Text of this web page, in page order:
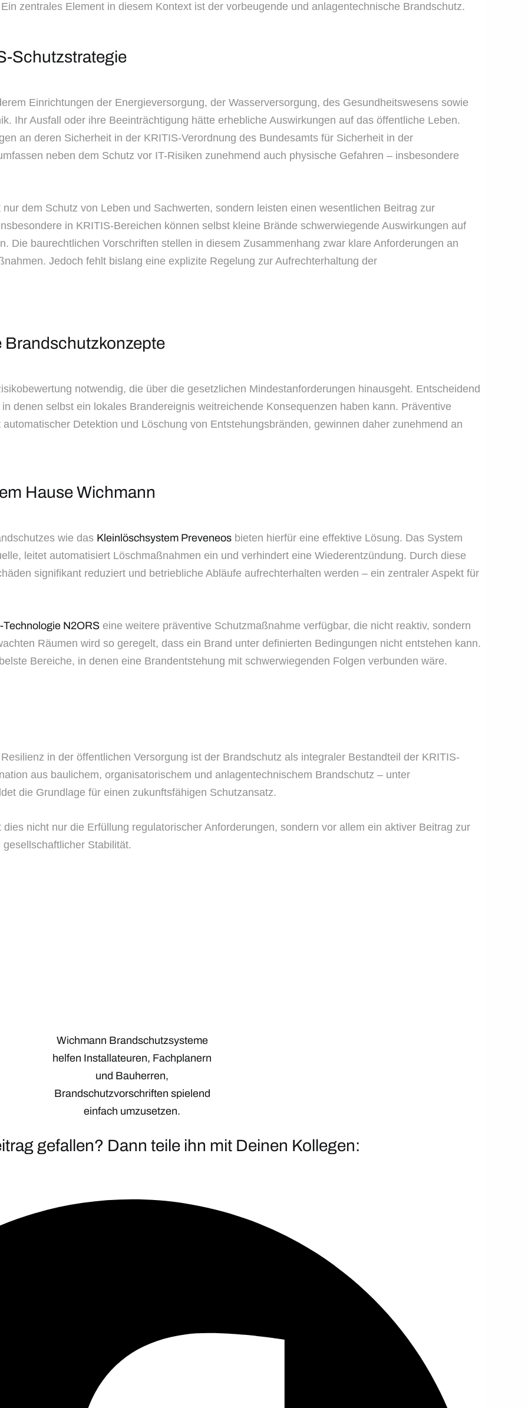
zentrales Element in diesem Kontext ist der vorbeugende und anlagentechnische Brandschutz.
Schutzstrategie
Einrichtungen der Energieversorgung, der Wasserversorgung, des Gesundheitswesens sowie
Ihr Ausfall oder ihre Beeinträchtigung hätte erhebliche Auswirkungen auf das öffentliche Leben.
an deren Sicherheit in der KRITIS-Verordnung des Bundesamts für Sicherheit in der
neben dem Schutz vor IT-Risiken zunehmend auch physische Gefahren – insbesondere
dem Schutz von Leben und Sachwerten, sondern leisten einen wesentlichen Beitrag zur
in KRITIS-Bereichen können selbst kleine Brände schwerwiegende Auswirkungen auf
Die baurechtlichen Vorschriften stellen in diesem Zusammenhang zwar klare Anforderungen an
Jedoch fehlt bislang eine explizite Regelung zur Aufrechterhaltung der
Brandschutzkonzepte
notwendig, die über die gesetzlichen Mindestanforderungen hinausgeht. Entscheidend
denen selbst ein lokales Brandereignis weitreichende Konsequenzen haben kann. Präventive
Detektion und Löschung von Entstehungsbränden, gewinnen daher zunehmend an
Hause Wichmann
wie das Kleinlöschsystem Preveneos bieten hierfür eine effektive Lösung. Das System
leitet automatisiert Löschmaßnahmen ein und verhindert eine Wiederentzündung. Durch diese
signifikant reduziert und betriebliche Abläufe aufrechterhalten werden – ein zentraler Aspekt für
N2ORS eine weitere präventive Schutzmaßnahme verfügbar, die nicht reaktiv, sondern
Räumen wird so geregelt, dass ein Brand unter definierten Bedingungen nicht entstehen kann.
Bereiche, in denen eine Brandentstehung mit schwerwiegenden Folgen verbunden wäre.
in der öffentlichen Versorgung ist der Brandschutz als integraler Bestandteil der KRITIS-
aus baulichem, organisatorischem und anlagentechnischem Brandschutz – unter
die Grundlage für einen zukunftsfähigen Schutzansatz.
nicht nur die Erfüllung regulatorischer Anforderungen, sondern vor allem ein aktiver Beitrag zur
Stabilität.
Wichmann Brandschutzsysteme
helfen Installateuren, Fachplanern
und Bauherren,
Brandschutzvorschriften spielend
einfach umzusetzen.
gefallen? Dann teile ihn mit Deinen Kollegen: